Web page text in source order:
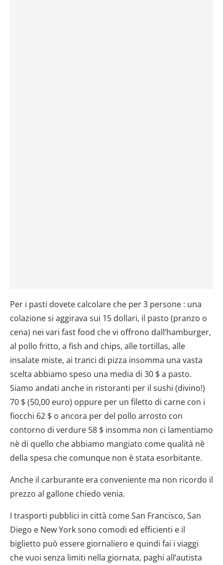
Per i pasti dovete calcolare che per 3 persone : una
colazione si aggirava sui 15 dollari, il pasto (pranzo o
cena) nei vari fast food che vi offrono dall’hamburger,
al pollo fritto, a fish and chips, alle tortillas, alle
insalate miste, ai tranci di pizza insomma una vasta
scelta abbiamo speso una media di 30 $ a pasto.
Siamo andati anche in ristoranti per il sushi (divino!)
70 $ (50,00 euro) oppure per un filetto di carne con i
fiocchi 62 $ o ancora per del pollo arrosto con
contorno di verdure 58 $ insomma non ci lamentiamo
nè di quello che abbiamo mangiato come qualità nè
della spesa che comunque non è stata esorbitante.
Anche il carburante era conveniente ma non ricordo il
prezzo al gallone chiedo venia.
I trasporti pubblici in città come San Francisco, San
Diego e New York sono comodi ed efficienti e il
biglietto può essere giornaliero e quindi fai i viaggi
che vuoi senza limiti nella giornata, paghi all’autista